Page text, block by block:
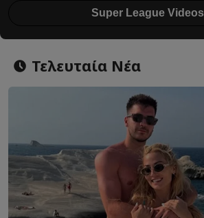
Super League Videos
Τελευταία Νέα